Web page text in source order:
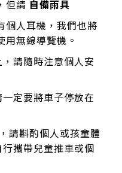
但請 自備雨具
個人耳機，我們也將
無線導覽機。
請隨時注意個人安
定要將車子停放在
請斟酌個人或孩童體
攜帶兒童推車或個